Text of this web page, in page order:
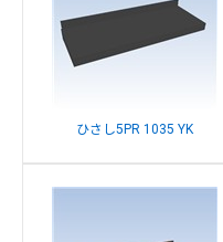
ひさし5PR 1035 YK